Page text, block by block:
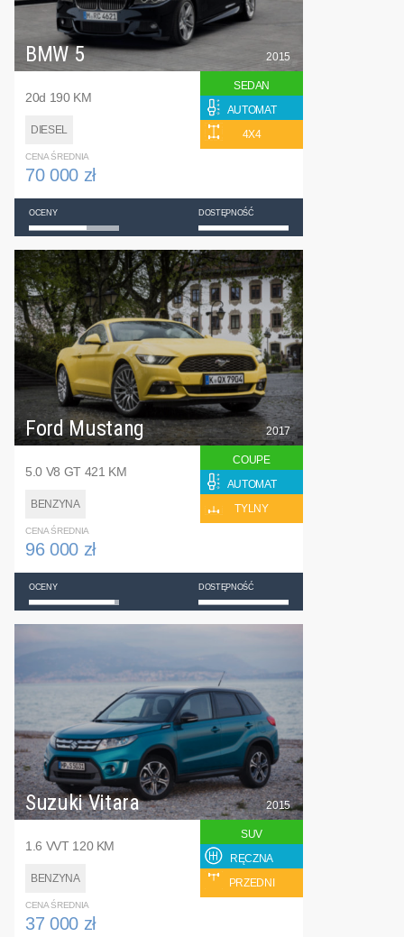
BMW 5
20d 190 KM
DIESEL
2015
SEDAN
AUTOMAT
4X4
CENA ŚREDNIA
70 000 zł
OCENY DOSTĘPNOŚĆ
Ford Mustang
5.0 V8 GT 421 KM
BENZYNA
2017
COUPE
AUTOMAT
TYLNY
CENA ŚREDNIA
96 000 zł
OCENY DOSTĘPNOŚĆ
Suzuki Vitara
1.6 VVT 120 KM
BENZYNA
2015
SUV
RĘCZNA
PRZEDNI
CENA ŚREDNIA
37 000 zł